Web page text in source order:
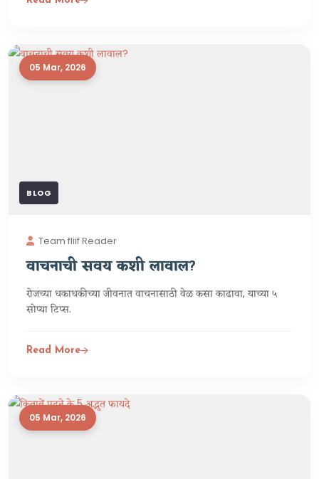
05 Mar, 2026
BLOG
Team fliif Reader
वाचनाची सवय कशी लावाल?
रोजच्या धकाधकीच्या जीवनात वाचनासाठी वेळ कसा काढावा, याच्या ५
सोप्या टिप्स.
Read More
05 Mar, 2026